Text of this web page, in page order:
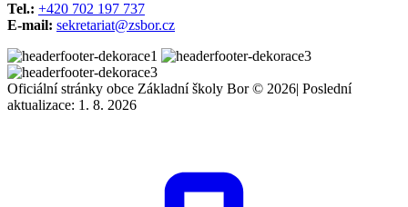
Tel.: +420 702 197 737
E-mail: sekretariat@zsbor.cz
Oficiální stránky obce Základní školy Bor © 2026| Poslední
aktualizace: 1. 8. 2026